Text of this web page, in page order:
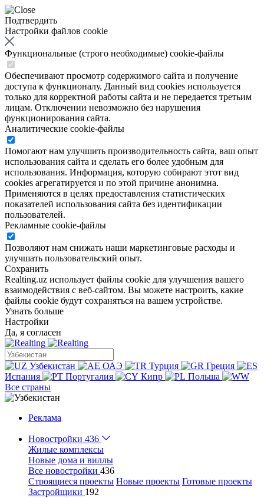
Подтвердить
Настройки файлов cookie
Функциональные (строго необходимые) cookie-файлы
Обеспечивают просмотр содержимого сайта и получение
доступа к функционалу. Данный вид cookies используется
только для корректной работы сайта и не передается третьим
лицам. Отключении невозможно без нарушения
функционирования сайта.
Аналитические cookie-файлы
Помогают нам улучшить производительность сайта, ваш опыт
использования сайта и сделать его более удобным для
использования. Информация, которую собирают этот вид
cookies агрегатируется и по этой причине анонимна.
Применяются в целях предоставления статистических
показателей использования сайта без идентификации
пользователей.
Рекламные cookie-файлы
Позволяют нам снижать наши маркетинговые расходы и
улучшать пользовательский опыт.
Сохранить
Realting.uz использует файлы cookie для улучшения вашего
взаимодействия с веб-сайтом. Вы можете настроить, какие
файлы cookie будут сохраняться на вашем устройстве.
Узнать больше
Настройки
Да, я согласен
Узбекистан ОАЭ Турция
Греция
Испания
Португалия Кипр
Польша
Все страны
Реклама
Новостройки 436
Жилые комплексы
Новые дома и виллы
Все новостройки 436
Строящиеся проекты Новые проекты Готовые проекты
Застройщики 192